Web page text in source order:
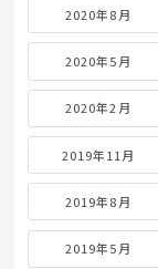
2020年8月
2020年5月
2020年2月
2019年11月
2019年8月
2019年5月